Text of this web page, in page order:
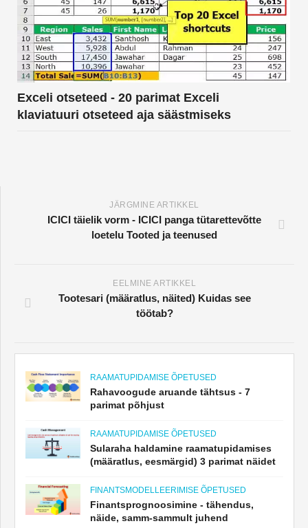
Exceli otseteed - 20 parimat Exceli
klaviatuuri otseteed aja säästmiseks
JÄRGMINE ARTIKKEL
ICICI täielik vorm - ICICI panga tütarettevõtte
loetelu Tooted ja teenused
EELMINE ARTIKKEL
Tootesari (määratlus, näited) Kuidas see
töötab?
RAAMATUPIDAMISE ÕPETUSED
Rahavoogude aruande tähtsus - 7
parimat põhjust
RAAMATUPIDAMISE ÕPETUSED
Sularaha haldamine raamatupidamises
(määratlus, eesmärgid) 3 parimat näidet
FINANTSMODELLEERIMISE ÕPETUSED
Finantsprognoosimine - tähendus,
näide, samm-sammult juhend